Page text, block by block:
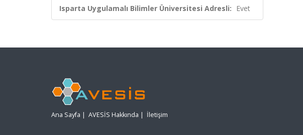
Isparta Uygulamalı Bilimler Üniversitesi Adresli: Evet
Ana Sayfa | AVESİS Hakkında | İletişim